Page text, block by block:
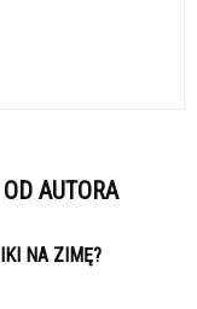
AUTORA
NA ZIMĘ?